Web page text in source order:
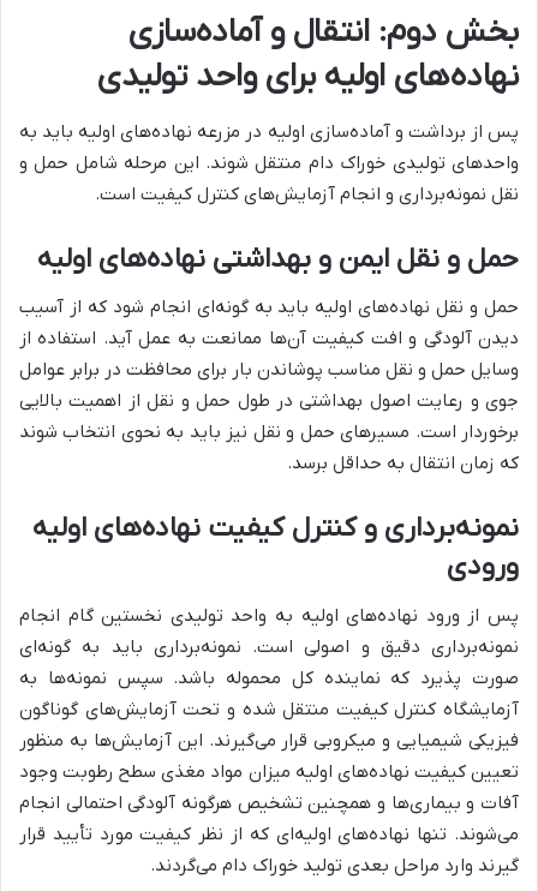
بخش دوم: انتقال و آماده‌سازی
نهاده‌های اولیه برای واحد تولیدی
پس از برداشت و آماده‌سازی اولیه در مزرعه نهاده‌های اولیه باید به
واحدهای تولیدی خوراک دام منتقل شوند. این مرحله شامل حمل و
نقل نمونه‌برداری و انجام آزمایش‌های کنترل کیفیت است.
حمل و نقل ایمن و بهداشتی نهاده‌های اولیه
حمل و نقل نهاده‌های اولیه باید به گونه‌ای انجام شود که از آسیب
دیدن آلودگی و افت کیفیت آن‌ها ممانعت به عمل آید. استفاده از
وسایل حمل و نقل مناسب پوشاندن بار برای محافظت در برابر عوامل
جوی و رعایت اصول بهداشتی در طول حمل و نقل از اهمیت بالایی
برخوردار است. مسیرهای حمل و نقل نیز باید به نحوی انتخاب شوند
که زمان انتقال به حداقل برسد.
نمونه‌برداری و کنترل کیفیت نهاده‌های اولیه
ورودی
پس از ورود نهاده‌های اولیه به واحد تولیدی نخستین گام انجام
نمونه‌برداری دقیق و اصولی است. نمونه‌برداری باید به گونه‌ای
صورت پذیرد که نماینده کل محموله باشد. سپس نمونه‌ها به
آزمایشگاه کنترل کیفیت منتقل شده و تحت آزمایش‌های گوناگون
فیزیکی شیمیایی و میکروبی قرار می‌گیرند. این آزمایش‌ها به منظور
تعیین کیفیت نهاده‌های اولیه میزان مواد مغذی سطح رطوبت وجود
آفات و بیماری‌ها و همچنین تشخیص هرگونه آلودگی احتمالی انجام
می‌شوند. تنها نهاده‌های اولیه‌ای که از نظر کیفیت مورد تأیید قرار
گیرند وارد مراحل بعدی تولید خوراک دام می‌گردند.